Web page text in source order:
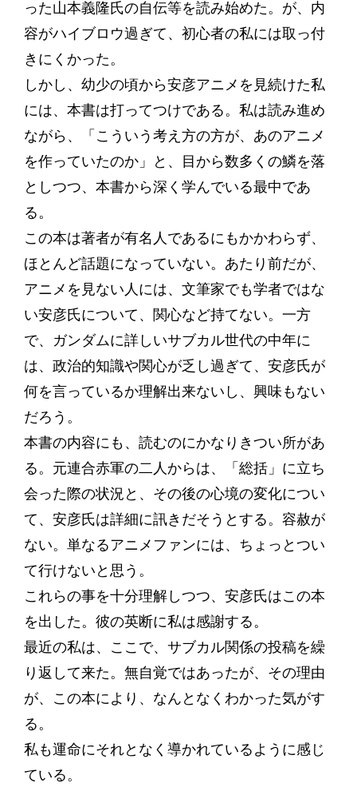
った山本義隆氏の自伝等を読み始めた。が、内
容がハイブロウ過ぎて、初心者の私には取っ付
きにくかった。
しかし、幼少の頃から安彦アニメを見続けた私
には、本書は打ってつけである。私は読み進め
ながら、「こういう考え方の方が、あのアニメ
を作っていたのか」と、目から数多くの鱗を落
としつつ、本書から深く学んでいる最中であ
る。
この本は著者が有名人であるにもかかわらず、
ほとんど話題になっていない。あたり前だが、
アニメを見ない人には、文筆家でも学者ではな
い安彦氏について、関心など持てない。一方
で、ガンダムに詳しいサブカル世代の中年に
は、政治的知識や関心が乏し過ぎて、安彦氏が
何を言っているか理解出来ないし、興味もない
だろう。
本書の内容にも、読むのにかなりきつい所があ
る。元連合赤軍の二人からは、「総括」に立ち
会った際の状況と、その後の心境の変化につい
て、安彦氏は詳細に訊きだそうとする。容赦が
ない。単なるアニメファンには、ちょっとつい
て行けないと思う。
これらの事を十分理解しつつ、安彦氏はこの本
を出した。彼の英断に私は感謝する。
最近の私は、ここで、サブカル関係の投稿を繰
り返して来た。無自覚ではあったが、その理由
が、この本により、なんとなくわかった気がす
る。
私も運命にそれとなく導かれているように感じ
ている。